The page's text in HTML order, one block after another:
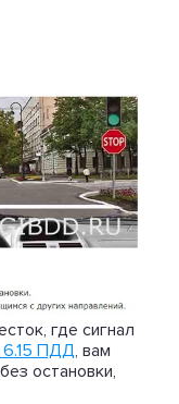
где сигнал
6.15 ПДД, вам
остановки,